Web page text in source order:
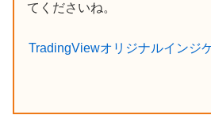
てくださいね。
TradingViewオリジナルインジ